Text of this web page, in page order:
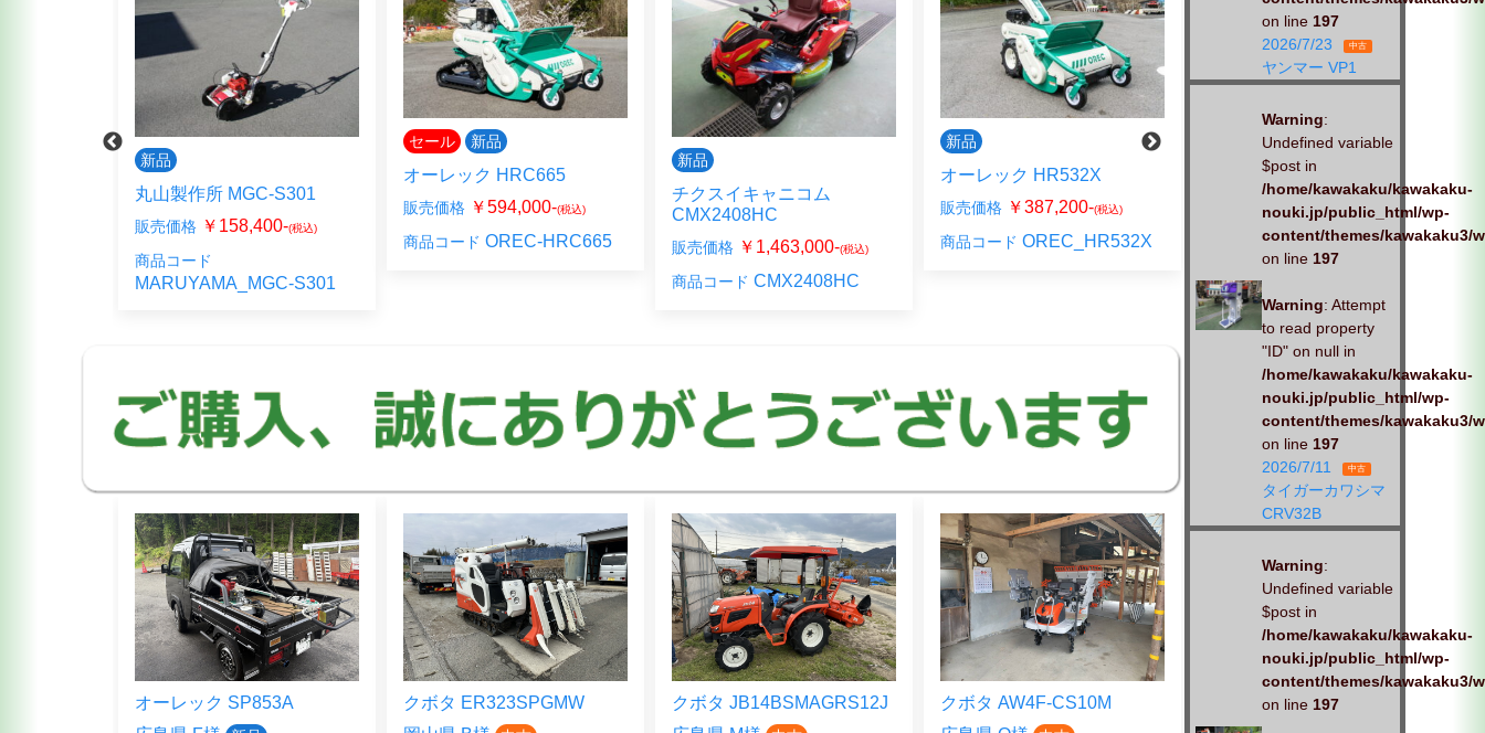
新品
丸山製作所 MGC-S301
販売価格 ￥158,400-(税込)
商品コード
MARUYAMA_MGC-S301
セール 新品
オーレック HRC665
販売価格 ￥594,000-(税込)
商品コード OREC-HRC665
新品
チクスイキャニコム
CMX2408HC
販売価格 ￥1,463,000-(税込)
商品コード CMX2408HC
新品
オーレック HR532X
販売価格 ￥387,200-(税込)
商品コード OREC_HR532X
ヤンマー YW450H
￥242,000- (税込)
商品コードYW450H_1
オーレック SP853A
クボタ ER323SPGMW
クボタ JB14BSMAGRS12J
クボタ AW4F-CS10M
クボタ EP4DF-CS
on line 197
2026/7/23
中古
ヤンマー VP1
Warning:
Undefined variable
$post in
/home/kawakaku/kawakaku-
nouki.jp/public_html/wp-
content/themes/kawakaku3/
on line 197
Warning: Attempt
to read property
"ID" on null in
/home/kawakaku/kawakaku-
nouki.jp/public_html/wp-
content/themes/kawakaku3/
on line 197
2026/7/11
中古
タイガーカワシマ
CRV32B
Warning:
Undefined variable
$post in
/home/kawakaku/kawakaku-
nouki.jp/public_html/wp-
content/themes/kawakaku3/
on line 197